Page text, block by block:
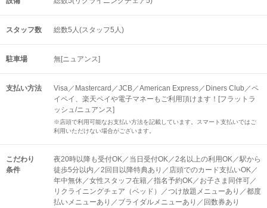
スタッフ数 総数5人(スタッフ5人)
駐車場 無[ニュアンス]
支払い方法
Visa／Mastercard／JCB／American Express／Diners Club／ペ
イペイ、楽天ペイや電子マネーもご利用頂けます！[フラットラ
ッシュ/ニュアンス]
※店頭で利用可能なお支払い方法を記載しています。スマート支払いではご
利用いただけない場合がございます。
こだわり
条件
夜20時以降も受付OK／当日受付OK／2名以上の利用OK／駅から
徒歩5分以内／2回目以降特典あり／店頭でのカード支払いOK／
年中無休／女性スタッフ在籍／指名予約OK／お子さま同伴可／
リクライニングチェア（ベッド）／つけ放題メニューあり／都度
払いメニューあり／ブライダルメニューあり／回数券あり